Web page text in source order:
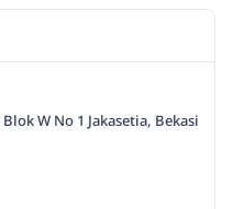
W No 1 Jakasetia, Bekasi